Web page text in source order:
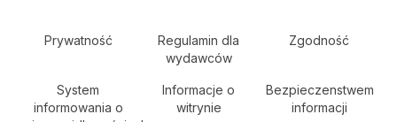
Secondary Footer Navigation
Prywatność
Regulamin dla
wydawców
Zgodność
System
informowania o
Informacje o
witrynie
Bezpieczenstwem
informacji